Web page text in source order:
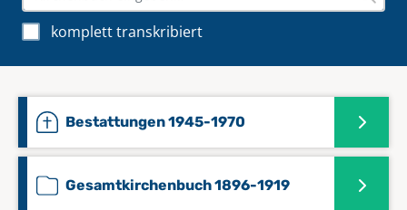
komplett transkribiert
Bestattungen 1945-1970
Gesamtkirchenbuch 1896-1919